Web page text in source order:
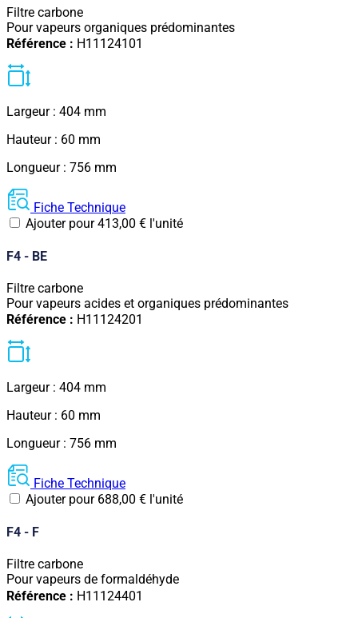
Filtre carbone
Pour vapeurs organiques prédominantes
Référence : H11124101
Largeur : 404 mm
Hauteur : 60 mm
Longueur : 756 mm
Fiche Technique
Ajouter pour413,00 € l'unité
F4 - BE
Filtre carbone
Pour vapeurs acides et organiques prédominantes
Référence : H11124201
Largeur : 404 mm
Hauteur : 60 mm
Longueur : 756 mm
Fiche Technique
Ajouter pour 688,00 € l'unité
F4 - F
Filtre carbone
Pour vapeurs de formaldéhyde
Référence : H11124401